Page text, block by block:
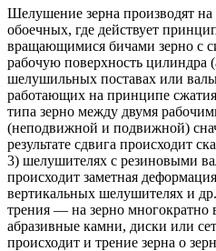
Шелушение зерна производят
обоечных, где действует
вращающимися бичами зерно с
рабочую поверхность цилиндра
шелушильных поставах или
работающих на принципе
типа зерно между двумя
(неподвижной и подвижной)
результате сдвига происходит
3) шелушителях с резиновыми
происходит заметная
вертикальных шелушителях и
трения — на зерно многократно
абразивные камни, диски или
происходит и трение зерна о